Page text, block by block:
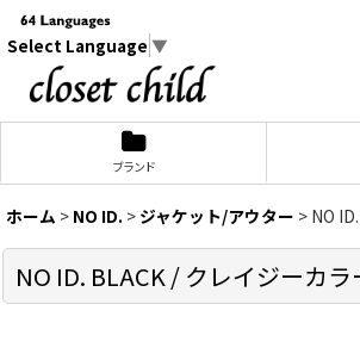
Select Language ▼
ブランド
ホーム > NO ID. > ジャケット/アウター > NO
NO ID. BLACK / クレイジーカ